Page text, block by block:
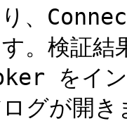
り、
。検証
をイン
ログが